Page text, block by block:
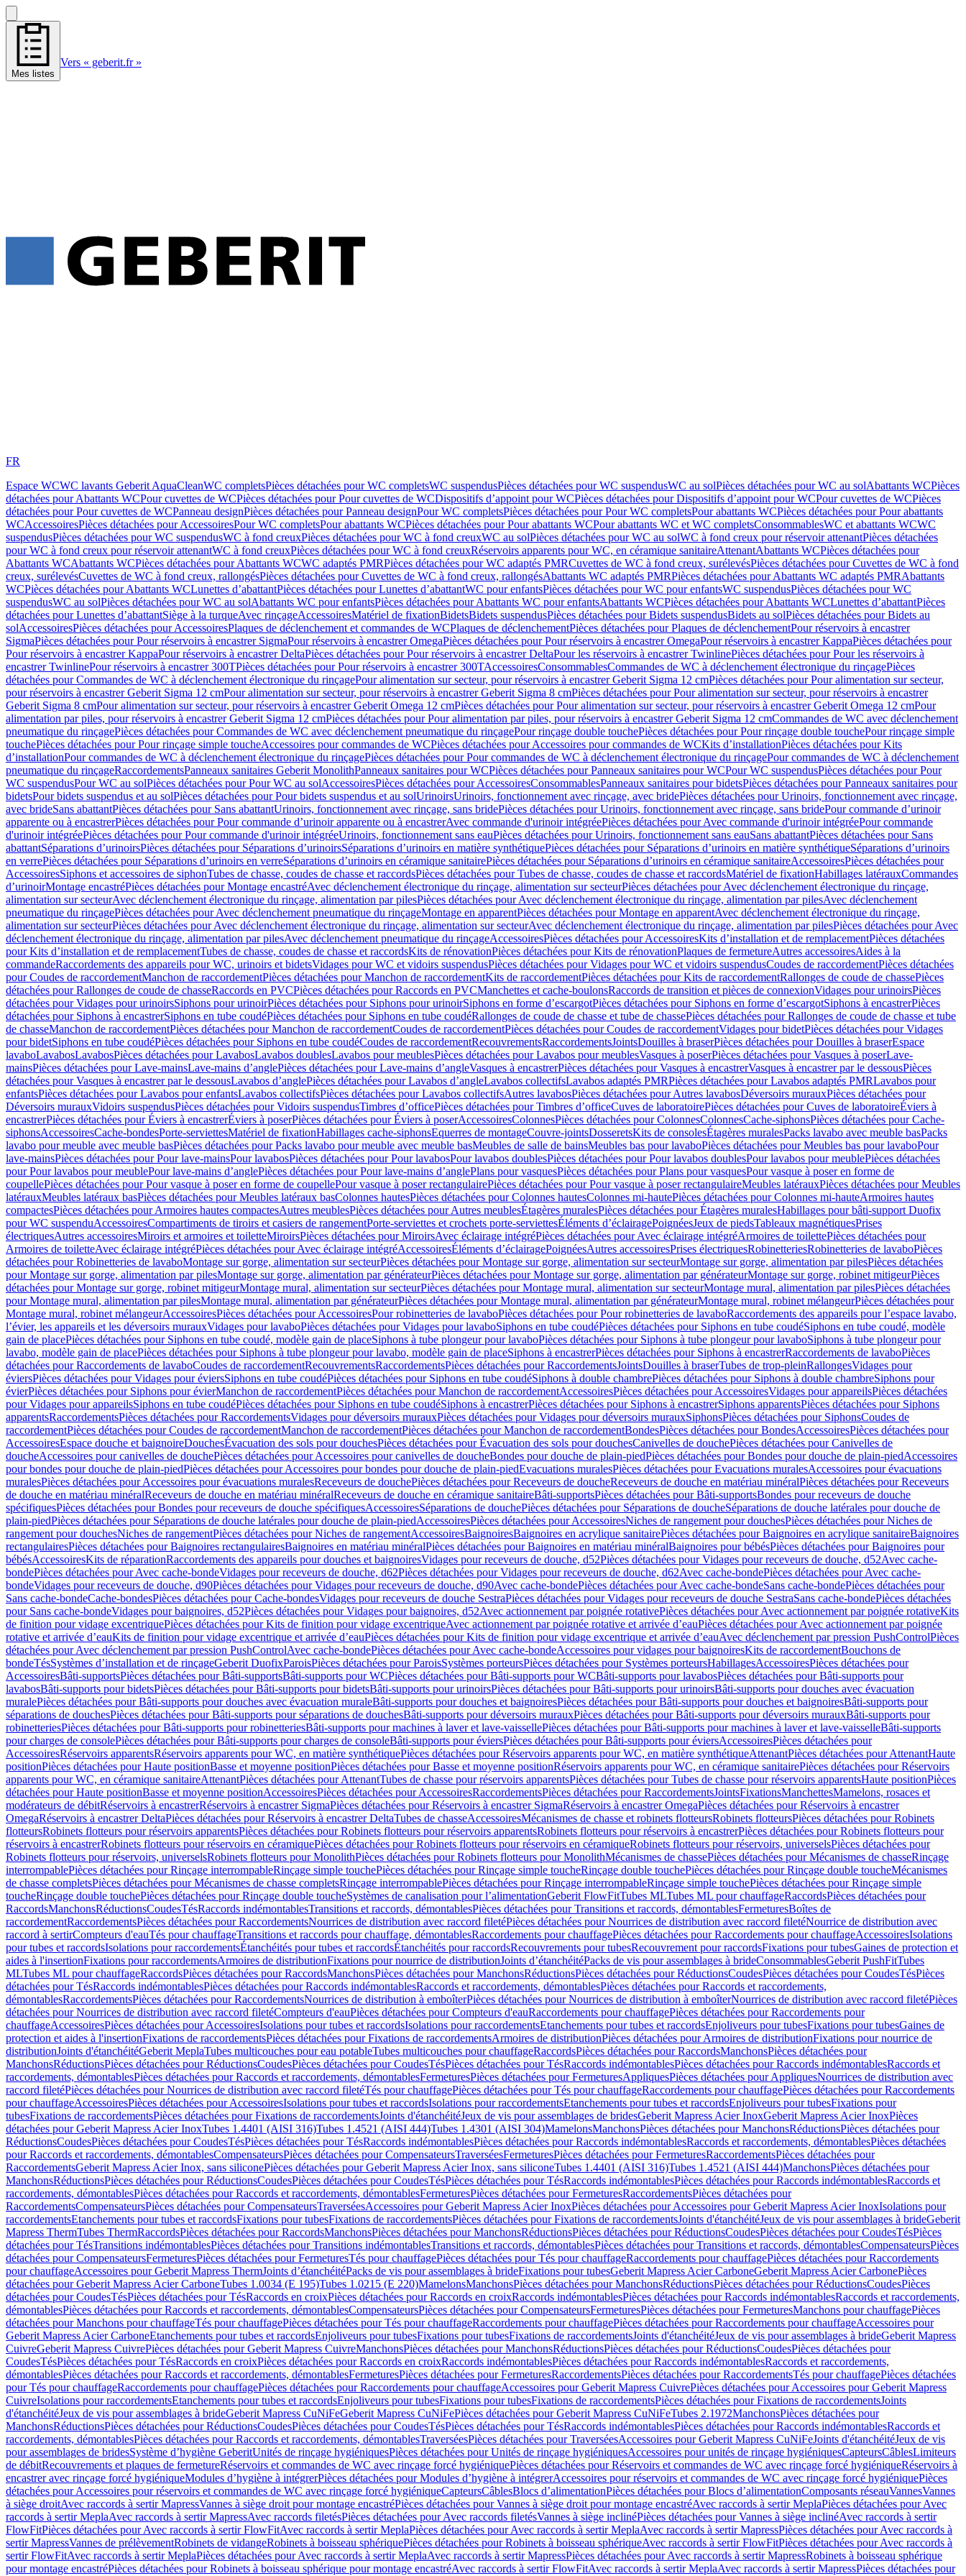
Mes listes
Vers « geberit.fr »
FR
Espace WCWC lavants Geberit AquaCleanWC completsPièces détachées pour WC completsWC suspendusPièces détachées pour WC suspendusWC au solPièces détachées pour WC au solAbattants WCPièces
détachées pour Abattants WCPour cuvettes de WCPièces détachées pour Pour cuvettes de WCDispositifs d’appoint pour WCPièces détachées pour Dispositifs d’appoint pour WCPour cuvettes de WCPièces
détachées pour Pour cuvettes de WCPanneau designPièces détachées pour Panneau designPour WC completsPièces détachées pour Pour WC completsPour abattants WCPièces détachées pour Pour abattants
WCAccessoiresPièces détachées pour AccessoiresPour WC completsPour abattants WCPièces détachées pour Pour abattants WCPour abattants WC et WC completsConsommablesWC et abattants WCWC
suspendusPièces détachées pour WC suspendusWC à fond creuxPièces détachées pour WC à fond creuxWC au solPièces détachées pour WC au solWC à fond creux pour réservoir attenantPièces détachées
pour WC à fond creux pour réservoir attenantWC à fond creuxPièces détachées pour WC à fond creuxRéservoirs apparents pour WC, en céramique sanitaireAttenantAbattants WCPièces détachées pour
Abattants WCAbattants WCPièces détachées pour Abattants WCWC adaptés PMRPièces détachées pour WC adaptés PMRCuvettes de WC à fond creux, surélevésPièces détachées pour Cuvettes de WC à fond
creux, surélevésCuvettes de WC à fond creux, rallongésPièces détachées pour Cuvettes de WC à fond creux, rallongésAbattants WC adaptés PMRPièces détachées pour Abattants WC adaptés PMRAbattants
WCPièces détachées pour Abattants WCLunettes d’abattantPièces détachées pour Lunettes d’abattantWC pour enfantsPièces détachées pour WC pour enfantsWC suspendusPièces détachées pour WC
suspendusWC au solPièces détachées pour WC au solAbattants WC pour enfantsPièces détachées pour Abattants WC pour enfantsAbattants WCPièces détachées pour Abattants WCLunettes d’abattantPièces
détachées pour Lunettes d’abattantSiège à la turqueAvec rinçageAccessoiresMatériel de fixationBidetsBidets suspendusPièces détachées pour Bidets suspendusBidets au solPièces détachées pour Bidets au
solAccessoiresPièces détachées pour AccessoiresPlaques de déclenchement et commandes de WCPlaques de déclenchementPièces détachées pour Plaques de déclenchementPour réservoirs à encastrer
SigmaPièces détachées pour Pour réservoirs à encastrer SigmaPour réservoirs à encastrer OmegaPièces détachées pour Pour réservoirs à encastrer OmegaPour réservoirs à encastrer KappaPièces détachées pour
Pour réservoirs à encastrer KappaPour réservoirs à encastrer DeltaPièces détachées pour Pour réservoirs à encastrer DeltaPour les réservoirs à encastrer TwinlinePièces détachées pour Pour les réservoirs à
encastrer TwinlinePour réservoirs à encastrer 300TPièces détachées pour Pour réservoirs à encastrer 300TAccessoiresConsommablesCommandes de WC à déclenchement électronique du rinçagePièces
détachées pour Commandes de WC à déclenchement électronique du rinçagePour alimentation sur secteur, pour réservoirs à encastrer Geberit Sigma 12 cmPièces détachées pour Pour alimentation sur secteur,
pour réservoirs à encastrer Geberit Sigma 12 cmPour alimentation sur secteur, pour réservoirs à encastrer Geberit Sigma 8 cmPièces détachées pour Pour alimentation sur secteur, pour réservoirs à encastrer
Geberit Sigma 8 cmPour alimentation sur secteur, pour réservoirs à encastrer Geberit Omega 12 cmPièces détachées pour Pour alimentation sur secteur, pour réservoirs à encastrer Geberit Omega 12 cmPour
alimentation par piles, pour réservoirs à encastrer Geberit Sigma 12 cmPièces détachées pour Pour alimentation par piles, pour réservoirs à encastrer Geberit Sigma 12 cmCommandes de WC avec déclenchement
pneumatique du rinçagePièces détachées pour Commandes de WC avec déclenchement pneumatique du rinçagePour rinçage double touchePièces détachées pour Pour rinçage double touchePour rinçage simple
touchePièces détachées pour Pour rinçage simple toucheAccessoires pour commandes de WCPièces détachées pour Accessoires pour commandes de WCKits d’installationPièces détachées pour Kits
d’installationPour commandes de WC à déclenchement électronique du rinçagePièces détachées pour Pour commandes de WC à déclenchement électronique du rinçagePour commandes de WC à déclenchement
pneumatique du rinçageRaccordementsPanneaux sanitaires Geberit MonolithPanneaux sanitaires pour WCPièces détachées pour Panneaux sanitaires pour WCPour WC suspendusPièces détachées pour Pour
WC suspendusPour WC au solPièces détachées pour Pour WC au solAccessoiresPièces détachées pour AccessoiresConsommablesPanneaux sanitaires pour bidetsPièces détachées pour Panneaux sanitaires pour
bidetsPour bidets suspendus et au solPièces détachées pour Pour bidets suspendus et au solUrinoirsUrinoirs, fonctionnement avec rinçage, avec bridePièces détachées pour Urinoirs, fonctionnement avec rinçage,
avec brideSans abattantPièces détachées pour Sans abattantUrinoirs, fonctionnement avec rinçage, sans bridePièces détachées pour Urinoirs, fonctionnement avec rinçage, sans bridePour commande d’urinoir
apparente ou à encastrerPièces détachées pour Pour commande d’urinoir apparente ou à encastrerAvec commande d'urinoir intégréePièces détachées pour Avec commande d'urinoir intégréePour commande
d'urinoir intégréePièces détachées pour Pour commande d'urinoir intégréeUrinoirs, fonctionnement sans eauPièces détachées pour Urinoirs, fonctionnement sans eauSans abattantPièces détachées pour Sans
abattantSéparations d’urinoirsPièces détachées pour Séparations d’urinoirsSéparations d’urinoirs en matière synthétiquePièces détachées pour Séparations d’urinoirs en matière synthétiqueSéparations d’urinoirs
en verrePièces détachées pour Séparations d’urinoirs en verreSéparations d’urinoirs en céramique sanitairePièces détachées pour Séparations d’urinoirs en céramique sanitaireAccessoiresPièces détachées pour
AccessoiresSiphons et accessoires de siphonTubes de chasse, coudes de chasse et raccordsPièces détachées pour Tubes de chasse, coudes de chasse et raccordsMatériel de fixationHabillages latérauxCommandes
dʼurinoirMontage encastréPièces détachées pour Montage encastréAvec déclenchement électronique du rinçage, alimentation sur secteurPièces détachées pour Avec déclenchement électronique du rinçage,
alimentation sur secteurAvec déclenchement électronique du rinçage, alimentation par pilesPièces détachées pour Avec déclenchement électronique du rinçage, alimentation par pilesAvec déclenchement
pneumatique du rinçagePièces détachées pour Avec déclenchement pneumatique du rinçageMontage en apparentPièces détachées pour Montage en apparentAvec déclenchement électronique du rinçage,
alimentation sur secteurPièces détachées pour Avec déclenchement électronique du rinçage, alimentation sur secteurAvec déclenchement électronique du rinçage, alimentation par pilesPièces détachées pour Avec
déclenchement électronique du rinçage, alimentation par pilesAvec déclenchement pneumatique du rinçageAccessoiresPièces détachées pour AccessoiresKits d’installation et de remplacementPièces détachées
pour Kits d’installation et de remplacementTubes de chasse, coudes de chasse et raccordsKits de rénovationPièces détachées pour Kits de rénovationPlaques de fermetureAutres accessoiresAides à la
commandeRaccordements des appareils pour WC, urinoirs et bidetsVidages pour WC et vidoirs suspendusPièces détachées pour Vidages pour WC et vidoirs suspendusCoudes de raccordementPièces détachées
pour Coudes de raccordementManchon de raccordementPièces détachées pour Manchon de raccordementKits de raccordementPièces détachées pour Kits de raccordementRallonges de coude de chassePièces
détachées pour Rallonges de coude de chasseRaccords en PVCPièces détachées pour Raccords en PVCManchettes et cache-boulonsRaccords de transition et pièces de connexionVidages pour urinoirsPièces
détachées pour Vidages pour urinoirsSiphons pour urinoirPièces détachées pour Siphons pour urinoirSiphons en forme d’escargotPièces détachées pour Siphons en forme d’escargotSiphons à encastrerPièces
détachées pour Siphons à encastrerSiphons en tube coudéPièces détachées pour Siphons en tube coudéRallonges de coude de chasse et tube de chassePièces détachées pour Rallonges de coude de chasse et tube
de chasseManchon de raccordementPièces détachées pour Manchon de raccordementCoudes de raccordementPièces détachées pour Coudes de raccordementVidages pour bidetPièces détachées pour Vidages
pour bidetSiphons en tube coudéPièces détachées pour Siphons en tube coudéCoudes de raccordementRecouvrementsRaccordementsJointsDouilles à braserPièces détachées pour Douilles à braserEspace
lavaboLavabosLavabosPièces détachées pour LavabosLavabos doublesLavabos pour meublesPièces détachées pour Lavabos pour meublesVasques à poserPièces détachées pour Vasques à poserLave-
mainsPièces détachées pour Lave-mainsLave-mains d’anglePièces détachées pour Lave-mains d’angleVasques à encastrerPièces détachées pour Vasques à encastrerVasques à encastrer par le dessousPièces
détachées pour Vasques à encastrer par le dessousLavabos d’anglePièces détachées pour Lavabos d’angleLavabos collectifsLavabos adaptés PMRPièces détachées pour Lavabos adaptés PMRLavabos pour
enfantsPièces détachées pour Lavabos pour enfantsLavabos collectifsPièces détachées pour Lavabos collectifsAutres lavabosPièces détachées pour Autres lavabosDéversoirs murauxPièces détachées pour
Déversoirs murauxVidoirs suspendusPièces détachées pour Vidoirs suspendusTimbres dʼofficePièces détachées pour Timbres dʼofficeCuves de laboratoirePièces détachées pour Cuves de laboratoireÉviers à
encastrerPièces détachées pour Éviers à encastrerÉviers à poserPièces détachées pour Éviers à poserAccessoiresColonnesPièces détachées pour ColonnesColonnesCache-siphonsPièces détachées pour Cache-
siphonsAccessoiresCache-bondesPorte-serviettesMatériel de fixationHabillages cache-siphonsEquerres de montageCouvre-jointsDosseretsKits de consolesÉtagères muralesPacks lavabo avec meuble basPacks
lavabo pour meuble avec meuble basPièces détachées pour Packs lavabo pour meuble avec meuble basMeubles de salle de bainsMeubles bas pour lavaboPièces détachées pour Meubles bas pour lavaboPour
lave-mainsPièces détachées pour Pour lave-mainsPour lavabosPièces détachées pour Pour lavabosPour lavabos doublesPièces détachées pour Pour lavabos doublesPour lavabos pour meublePièces détachées
pour Pour lavabos pour meublePour lave-mains d’anglePièces détachées pour Pour lave-mains d’anglePlans pour vasquesPièces détachées pour Plans pour vasquesPour vasque à poser en forme de
coupellePièces détachées pour Pour vasque à poser en forme de coupellePour vasque à poser rectangulairePièces détachées pour Pour vasque à poser rectangulaireMeubles latérauxPièces détachées pour Meubles
latérauxMeubles latéraux basPièces détachées pour Meubles latéraux basColonnes hautesPièces détachées pour Colonnes hautesColonnes mi-hautePièces détachées pour Colonnes mi-hauteArmoires hautes
compactesPièces détachées pour Armoires hautes compactesAutres meublesPièces détachées pour Autres meublesÉtagères muralesPièces détachées pour Étagères muralesHabillages pour bâti-support Duofix
pour WC suspenduAccessoiresCompartiments de tiroirs et casiers de rangementPorte-serviettes et crochets porte-serviettesÉléments d’éclairagePoignéesJeux de piedsTableaux magnétiquesPrises
électriquesAutres accessoiresMiroirs et armoires et toiletteMiroirsPièces détachées pour MiroirsAvec éclairage intégréPièces détachées pour Avec éclairage intégréArmoires de toilettePièces détachées pour
Armoires de toiletteAvec éclairage intégréPièces détachées pour Avec éclairage intégréAccessoiresÉléments d’éclairagePoignéesAutres accessoiresPrises électriquesRobinetteriesRobinetteries de lavaboPièces
détachées pour Robinetteries de lavaboMontage sur gorge, alimentation sur secteurPièces détachées pour Montage sur gorge, alimentation sur secteurMontage sur gorge, alimentation par pilesPièces détachées
pour Montage sur gorge, alimentation par pilesMontage sur gorge, alimentation par générateurPièces détachées pour Montage sur gorge, alimentation par générateurMontage sur gorge, robinet mitigeurPièces
détachées pour Montage sur gorge, robinet mitigeurMontage mural, alimentation sur secteurPièces détachées pour Montage mural, alimentation sur secteurMontage mural, alimentation par pilesPièces détachées
pour Montage mural, alimentation par pilesMontage mural, alimentation par générateurPièces détachées pour Montage mural, alimentation par générateurMontage mural, robinet mélangeurPièces détachées pour
Montage mural, robinet mélangeurAccessoiresPièces détachées pour AccessoiresPour robinetteries de lavaboPièces détachées pour Pour robinetteries de lavaboRaccordements des appareils pour l’espace lavabo,
l’évier, les appareils et les déversoirs murauxVidages pour lavaboPièces détachées pour Vidages pour lavaboSiphons en tube coudéPièces détachées pour Siphons en tube coudéSiphons en tube coudé, modèle
gain de placePièces détachées pour Siphons en tube coudé, modèle gain de placeSiphons à tube plongeur pour lavaboPièces détachées pour Siphons à tube plongeur pour lavaboSiphons à tube plongeur pour
lavabo, modèle gain de placePièces détachées pour Siphons à tube plongeur pour lavabo, modèle gain de placeSiphons à encastrerPièces détachées pour Siphons à encastrerRaccordements de lavaboPièces
détachées pour Raccordements de lavaboCoudes de raccordementRecouvrementsRaccordementsPièces détachées pour RaccordementsJointsDouilles à braserTubes de trop-pleinRallongesVidages pour
éviersPièces détachées pour Vidages pour éviersSiphons en tube coudéPièces détachées pour Siphons en tube coudéSiphons à double chambrePièces détachées pour Siphons à double chambreSiphons pour
évierPièces détachées pour Siphons pour évierManchon de raccordementPièces détachées pour Manchon de raccordementAccessoiresPièces détachées pour AccessoiresVidages pour appareilsPièces détachées
pour Vidages pour appareilsSiphons en tube coudéPièces détachées pour Siphons en tube coudéSiphons à encastrerPièces détachées pour Siphons à encastrerSiphons apparentsPièces détachées pour Siphons
apparentsRaccordementsPièces détachées pour RaccordementsVidages pour déversoirs murauxPièces détachées pour Vidages pour déversoirs murauxSiphonsPièces détachées pour SiphonsCoudes de
raccordementPièces détachées pour Coudes de raccordementManchon de raccordementPièces détachées pour Manchon de raccordementBondesPièces détachées pour BondesAccessoiresPièces détachées pour
AccessoiresEspace douche et baignoireDouchesÉvacuation des sols pour douchesPièces détachées pour Évacuation des sols pour douchesCanivelles de douchePièces détachées pour Canivelles de
doucheAccessoires pour canivelles de douchePièces détachées pour Accessoires pour canivelles de doucheBondes pour douche de plain-piedPièces détachées pour Bondes pour douche de plain-piedAccessoires
pour bondes pour douche de plain-piedPièces détachées pour Accessoires pour bondes pour douche de plain-piedEvacuations muralesPièces détachées pour Evacuations muralesAccessoires pour évacuations
muralesPièces détachées pour Accessoires pour évacuations muralesReceveurs de douchePièces détachées pour Receveurs de doucheReceveurs de douche en matériau minéralPièces détachées pour Receveurs
de douche en matériau minéralReceveurs de douche en matériau minéralReceveurs de douche en céramique sanitaireBâti-supportsPièces détachées pour Bâti-supportsBondes pour receveurs de douche
spécifiquesPièces détachées pour Bondes pour receveurs de douche spécifiquesAccessoiresSéparations de douchePièces détachées pour Séparations de doucheSéparations de douche latérales pour douche de
plain-piedPièces détachées pour Séparations de douche latérales pour douche de plain-piedAccessoiresPièces détachées pour AccessoiresNiches de rangement pour douchesPièces détachées pour Niches de
rangement pour douchesNiches de rangementPièces détachées pour Niches de rangementAccessoiresBaignoiresBaignoires en acrylique sanitairePièces détachées pour Baignoires en acrylique sanitaireBaignoires
rectangulairesPièces détachées pour Baignoires rectangulairesBaignoires en matériau minéralPièces détachées pour Baignoires en matériau minéralBaignoires pour bébésPièces détachées pour Baignoires pour
bébésAccessoiresKits de réparationRaccordements des appareils pour douches et baignoiresVidages pour receveurs de douche, d52Pièces détachées pour Vidages pour receveurs de douche, d52Avec cache-
bondePièces détachées pour Avec cache-bondeVidages pour receveurs de douche, d62Pièces détachées pour Vidages pour receveurs de douche, d62Avec cache-bondePièces détachées pour Avec cache-
bondeVidages pour receveurs de douche, d90Pièces détachées pour Vidages pour receveurs de douche, d90Avec cache-bondePièces détachées pour Avec cache-bondeSans cache-bondePièces détachées pour
Sans cache-bondeCache-bondesPièces détachées pour Cache-bondesVidages pour receveurs de douche SestraPièces détachées pour Vidages pour receveurs de douche SestraSans cache-bondePièces détachées
pour Sans cache-bondeVidages pour baignoires, d52Pièces détachées pour Vidages pour baignoires, d52Avec actionnement par poignée rotativePièces détachées pour Avec actionnement par poignée rotativeKits
de finition pour vidage excentriquePièces détachées pour Kits de finition pour vidage excentriqueAvec actionnement par poignée rotative et arrivée d’eauPièces détachées pour Avec actionnement par poignée
rotative et arrivée d’eauKits de finition pour vidage excentrique et arrivée d’eauPièces détachées pour Kits de finition pour vidage excentrique et arrivée d’eauAvec déclenchement par pression PushControlPièces
détachées pour Avec déclenchement par pression PushControlAvec cache-bondePièces détachées pour Avec cache-bondeAccessoires pour vidages pour baignoiresKits de raccordementBouchons de
bondeTésSystèmes d’installation et de rinçageGeberit DuofixParoisPièces détachées pour ParoisSystèmes porteursPièces détachées pour Systèmes porteursHabillagesAccessoiresPièces détachées pour
AccessoiresBâti-supportsPièces détachées pour Bâti-supportsBâti-supports pour WCPièces détachées pour Bâti-supports pour WCBâti-supports pour lavabosPièces détachées pour Bâti-supports pour
lavabosBâti-supports pour bidetsPièces détachées pour Bâti-supports pour bidetsBâti-supports pour urinoirsPièces détachées pour Bâti-supports pour urinoirsBâti-supports pour douches avec évacuation
muralePièces détachées pour Bâti-supports pour douches avec évacuation muraleBâti-supports pour douches et baignoiresPièces détachées pour Bâti-supports pour douches et baignoiresBâti-supports pour
séparations de douchesPièces détachées pour Bâti-supports pour séparations de douchesBâti-supports pour déversoirs murauxPièces détachées pour Bâti-supports pour déversoirs murauxBâti-supports pour
robinetteriesPièces détachées pour Bâti-supports pour robinetteriesBâti-supports pour machines à laver et lave-vaissellePièces détachées pour Bâti-supports pour machines à laver et lave-vaisselleBâti-supports
pour charges de consolePièces détachées pour Bâti-supports pour charges de consoleBâti-supports pour éviersPièces détachées pour Bâti-supports pour éviersAccessoiresPièces détachées pour
AccessoiresRéservoirs apparentsRéservoirs apparents pour WC, en matière synthétiquePièces détachées pour Réservoirs apparents pour WC, en matière synthétiqueAttenantPièces détachées pour AttenantHaute
positionPièces détachées pour Haute positionBasse et moyenne positionPièces détachées pour Basse et moyenne positionRéservoirs apparents pour WC, en céramique sanitairePièces détachées pour Réservoirs
apparents pour WC, en céramique sanitaireAttenantPièces détachées pour AttenantTubes de chasse pour réservoirs apparentsPièces détachées pour Tubes de chasse pour réservoirs apparentsHaute positionPièces
détachées pour Haute positionBasse et moyenne positionAccessoiresPièces détachées pour AccessoiresRaccordementsPièces détachées pour RaccordementsJointsFixationsManchettesMamelons, rosaces et
modérateurs de débitRéservoirs à encastrerRéservoirs à encastrer SigmaPièces détachées pour Réservoirs à encastrer SigmaRéservoirs à encastrer OmegaPièces détachées pour Réservoirs à encastrer
OmegaRéservoirs à encastrer DeltaPièces détachées pour Réservoirs à encastrer DeltaTubes de chasseAccessoiresMécanismes de chasse et robinets flotteursRobinets flotteursPièces détachées pour Robinets
flotteursRobinets flotteurs pour réservoirs apparentsPièces détachées pour Robinets flotteurs pour réservoirs apparentsRobinets flotteurs pour réservoirs à encastrerPièces détachées pour Robinets flotteurs pour
réservoirs à encastrerRobinets flotteurs pour réservoirs en céramiquePièces détachées pour Robinets flotteurs pour réservoirs en céramiqueRobinets flotteurs pour réservoirs, universelsPièces détachées pour
Robinets flotteurs pour réservoirs, universelsRobinets flotteurs pour MonolithPièces détachées pour Robinets flotteurs pour MonolithMécanismes de chassePièces détachées pour Mécanismes de chasseRinçage
interrompablePièces détachées pour Rinçage interrompableRinçage simple touchePièces détachées pour Rinçage simple toucheRinçage double touchePièces détachées pour Rinçage double toucheMécanismes
de chasse completsPièces détachées pour Mécanismes de chasse completsRinçage interrompablePièces détachées pour Rinçage interrompableRinçage simple touchePièces détachées pour Rinçage simple
toucheRinçage double touchePièces détachées pour Rinçage double toucheSystèmes de canalisation pour l’alimentationGeberit FlowFitTubes MLTubes ML pour chauffageRaccordsPièces détachées pour
RaccordsManchonsRéductionsCoudesTésRaccords indémontablesTransitions et raccords, démontablesPièces détachées pour Transitions et raccords, démontablesFermeturesBoîtes de
raccordementRaccordementsPièces détachées pour RaccordementsNourrices de distribution avec raccord filetéPièces détachées pour Nourrices de distribution avec raccord filetéNourrice de distribution avec
raccord à sertirCompteurs d'eauTés pour chauffageTransitions et raccords pour chauffage, démontablesRaccordements pour chauffagePièces détachées pour Raccordements pour chauffageAccessoiresIsolations
pour tubes et raccordsIsolations pour raccordementsÉtanchéités pour tubes et raccordsÉtanchéités pour raccordsRecouvrements pour tubesRecouvrement pour raccordsFixations pour tubesGaines de protection et
aides à l'insertionFixations pour raccordementsArmoires de distributionFixations pour nourrice de distributionJoints d’étanchéitéPacks de vis pour assemblages à brideConsommablesGeberit PushFitTubes
MLTubes ML pour chauffageRaccordsPièces détachées pour RaccordsManchonsPièces détachées pour ManchonsRéductionsPièces détachées pour RéductionsCoudesPièces détachées pour CoudesTésPièces
détachées pour TésRaccords indémontablesPièces détachées pour Raccords indémontablesRaccords et raccordements, démontablesPièces détachées pour Raccords et raccordements,
démontablesRaccordementsPièces détachées pour RaccordementsNourrices de distribution à emboîterPièces détachées pour Nourrices de distribution à emboîterNourrices de distribution avec raccord filetéPièces
détachées pour Nourrices de distribution avec raccord filetéCompteurs d'eauPièces détachées pour Compteurs d'eauRaccordements pour chauffagePièces détachées pour Raccordements pour
chauffageAccessoiresPièces détachées pour AccessoiresIsolations pour tubes et raccordsIsolations pour raccordementsEtanchements pour tubes et raccordsEnjoliveurs pour tubesFixations pour tubesGaines de
protection et aides à l'insertionFixations de raccordementsPièces détachées pour Fixations de raccordementsArmoires de distributionPièces détachées pour Armoires de distributionFixations pour nourrice de
distributionJoints d'étanchéitéGeberit MeplaTubes multicouches pour eau potableTubes multicouches pour chauffageRaccordsPièces détachées pour RaccordsManchonsPièces détachées pour
ManchonsRéductionsPièces détachées pour RéductionsCoudesPièces détachées pour CoudesTésPièces détachées pour TésRaccords indémontablesPièces détachées pour Raccords indémontablesRaccords et
raccordements, démontablesPièces détachées pour Raccords et raccordements, démontablesFermeturesPièces détachées pour FermeturesAppliquesPièces détachées pour AppliquesNourrices de distribution avec
raccord filetéPièces détachées pour Nourrices de distribution avec raccord filetéTés pour chauffagePièces détachées pour Tés pour chauffageRaccordements pour chauffagePièces détachées pour Raccordements
pour chauffageAccessoiresPièces détachées pour AccessoiresIsolations pour tubes et raccordsIsolations pour raccordementsEtanchements pour tubes et raccordsEnjoliveurs pour tubesFixations pour
tubesFixations de raccordementsPièces détachées pour Fixations de raccordementsJoints d'étanchéitéJeux de vis pour assemblages de bridesGeberit Mapress Acier InoxGeberit Mapress Acier InoxPièces
détachées pour Geberit Mapress Acier InoxTubes 1.4401 (AISI 316)Tubes 1.4521 (AISI 444)Tubes 1.4301 (AISI 304)MamelonsManchonsPièces détachées pour ManchonsRéductionsPièces détachées pour
RéductionsCoudesPièces détachées pour CoudesTésPièces détachées pour TésRaccords indémontablesPièces détachées pour Raccords indémontablesRaccords et raccordements, démontablesPièces détachées
pour Raccords et raccordements, démontablesCompensateursPièces détachées pour CompensateursTraverséesFermeturesPièces détachées pour FermeturesRaccordementsPièces détachées pour
RaccordementsGeberit Mapress Acier Inox, sans siliconePièces détachées pour Geberit Mapress Acier Inox, sans siliconeTubes 1.4401 (AISI 316)Tubes 1.4521 (AISI 444)ManchonsPièces détachées pour
ManchonsRéductionsPièces détachées pour RéductionsCoudesPièces détachées pour CoudesTésPièces détachées pour TésRaccords indémontablesPièces détachées pour Raccords indémontablesRaccords et
raccordements, démontablesPièces détachées pour Raccords et raccordements, démontablesFermeturesPièces détachées pour FermeturesRaccordementsPièces détachées pour
RaccordementsCompensateursPièces détachées pour CompensateursTraverséesAccessoires pour Geberit Mapress Acier InoxPièces détachées pour Accessoires pour Geberit Mapress Acier InoxIsolations pour
raccordementsEtanchements pour tubes et raccordsFixations pour tubesFixations de raccordementsPièces détachées pour Fixations de raccordementsJoints d'étanchéitéJeux de vis pour assemblages à brideGeberit
Mapress ThermTubes ThermRaccordsPièces détachées pour RaccordsManchonsPièces détachées pour ManchonsRéductionsPièces détachées pour RéductionsCoudesPièces détachées pour CoudesTésPièces
détachées pour TésTransitions indémontablesPièces détachées pour Transitions indémontablesTransitions et raccords, démontablesPièces détachées pour Transitions et raccords, démontablesCompensateursPièces
détachées pour CompensateursFermeturesPièces détachées pour FermeturesTés pour chauffagePièces détachées pour Tés pour chauffageRaccordements pour chauffagePièces détachées pour Raccordements
pour chauffageAccessoires pour Geberit Mapress ThermJoints d’étanchéitéPacks de vis pour assemblages à brideFixations pour tubesGeberit Mapress Acier CarboneGeberit Mapress Acier CarbonePièces
détachées pour Geberit Mapress Acier CarboneTubes 1.0034 (E 195)Tubes 1.0215 (E 220)MamelonsManchonsPièces détachées pour ManchonsRéductionsPièces détachées pour RéductionsCoudesPièces
détachées pour CoudesTésPièces détachées pour TésRaccords en croixPièces détachées pour Raccords en croixRaccords indémontablesPièces détachées pour Raccords indémontablesRaccords et raccordements,
démontablesPièces détachées pour Raccords et raccordements, démontablesCompensateursPièces détachées pour CompensateursFermeturesPièces détachées pour FermeturesManchons pour chauffagePièces
détachées pour Manchons pour chauffageTés pour chauffagePièces détachées pour Tés pour chauffageRaccordements pour chauffagePièces détachées pour Raccordements pour chauffageAccessoires pour
Geberit Mapress Acier CarboneEtanchements pour tubes et raccordsEnjoliveurs pour tubesFixations pour tubesFixations de raccordementsJoints d'étanchéitéJeux de vis pour assemblages à brideGeberit Mapress
CuivreGeberit Mapress CuivrePièces détachées pour Geberit Mapress CuivreManchonsPièces détachées pour ManchonsRéductionsPièces détachées pour RéductionsCoudesPièces détachées pour
CoudesTésPièces détachées pour TésRaccords en croixPièces détachées pour Raccords en croixRaccords indémontablesPièces détachées pour Raccords indémontablesRaccords et raccordements,
démontablesPièces détachées pour Raccords et raccordements, démontablesFermeturesPièces détachées pour FermeturesRaccordementsPièces détachées pour RaccordementsTés pour chauffagePièces détachées
pour Tés pour chauffageRaccordements pour chauffagePièces détachées pour Raccordements pour chauffageAccessoires pour Geberit Mapress CuivrePièces détachées pour Accessoires pour Geberit Mapress
CuivreIsolations pour raccordementsEtanchements pour tubes et raccordsEnjoliveurs pour tubesFixations pour tubesFixations de raccordementsPièces détachées pour Fixations de raccordementsJoints
d'étanchéitéJeux de vis pour assemblages à brideGeberit Mapress CuNiFeGeberit Mapress CuNiFePièces détachées pour Geberit Mapress CuNiFeTubes 2.1972ManchonsPièces détachées pour
ManchonsRéductionsPièces détachées pour RéductionsCoudesPièces détachées pour CoudesTésPièces détachées pour TésRaccords indémontablesPièces détachées pour Raccords indémontablesRaccords et
raccordements, démontablesPièces détachées pour Raccords et raccordements, démontablesTraverséesPièces détachées pour TraverséesAccessoires pour Geberit Mapress CuNiFeJoints d'étanchéitéJeux de vis
pour assemblages de bridesSystème d’hygiène GeberitUnités de rinçage hygiéniquesPièces détachées pour Unités de rinçage hygiéniquesAccessoires pour unités de rinçage hygiéniquesCapteursCâblesLimiteurs
de débitRecouvrements et plaques de fermetureRéservoirs et commandes de WC avec rinçage forcé hygiéniquePièces détachées pour Réservoirs et commandes de WC avec rinçage forcé hygiéniqueRéservoirs à
encastrer avec rinçage forcé hygiéniqueModules d’hygiène à intégrerPièces détachées pour Modules d’hygiène à intégrerAccessoires pour réservoirs et commandes de WC avec rinçage forcé hygiéniquePièces
détachées pour Accessoires pour réservoirs et commandes de WC avec rinçage forcé hygiéniqueCapteursCâblesBlocs d’alimentationPièces détachées pour Blocs d’alimentationComposants réseauVannesVannes
à siège droitAvec raccords à sertir MapressVannes à siège droit pour montage encastréPièces détachées pour Vannes à siège droit pour montage encastréAvec raccords à sertir MeplaPièces détachées pour Avec
raccords à sertir MeplaAvec raccords à sertir MapressAvec raccords filetésPièces détachées pour Avec raccords filetésVannes à siège inclinéPièces détachées pour Vannes à siège inclinéAvec raccords à sertir
FlowFitPièces détachées pour Avec raccords à sertir FlowFitAvec raccords à sertir MeplaPièces détachées pour Avec raccords à sertir MeplaAvec raccords à sertir MapressPièces détachées pour Avec raccords à
sertir MapressVannes de prélèvementRobinets de vidangeRobinets à boisseau sphériquePièces détachées pour Robinets à boisseau sphériqueAvec raccords à sertir FlowFitPièces détachées pour Avec raccords à
sertir FlowFitAvec raccords à sertir MeplaPièces détachées pour Avec raccords à sertir MeplaAvec raccords à sertir MapressPièces détachées pour Avec raccords à sertir MapressRobinets à boisseau sphérique
pour montage encastréPièces détachées pour Robinets à boisseau sphérique pour montage encastréAvec raccords à sertir FlowFitAvec raccords à sertir MeplaAvec raccords à sertir MapressPièces détachées pour